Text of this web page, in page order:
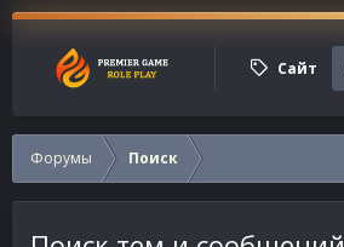
Сайт
Форумы Поиск